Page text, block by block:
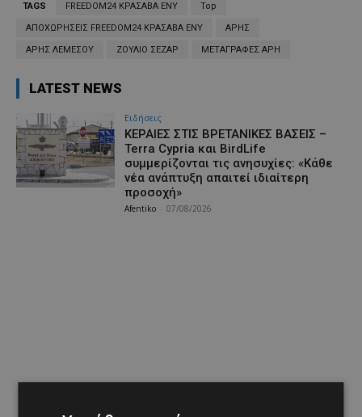
TAGS FREEDOM24 ΚΡΑΣΑΒΑ ΕΝΥ Top
ΑΠΟΧΩΡΗΣΕΙΣ FREEDOM24 ΚΡΑΣΑΒΑ ΕΝΥ ΑΡΗΣ
ΑΡΗΣ ΛΕΜΕΣΟΥ ΖΟΥΛΙΟ ΣΕΖΑΡ ΜΕΤΑΓΡΑΦΕΣ ΑΡΗ
LATEST NEWS
Ειδήσεις
ΚΕΡΑΙΕΣ ΣΤΙΣ ΒΡΕΤΑΝΙΚΕΣ ΒΑΣΕΙΣ –
Terra Cypria και BirdLife
συμμερίζονται τις ανησυχίες: «Κάθε
νέα ανάπτυξη απαιτεί ιδιαίτερη
προσοχή»
Afentiko 07/08/2026